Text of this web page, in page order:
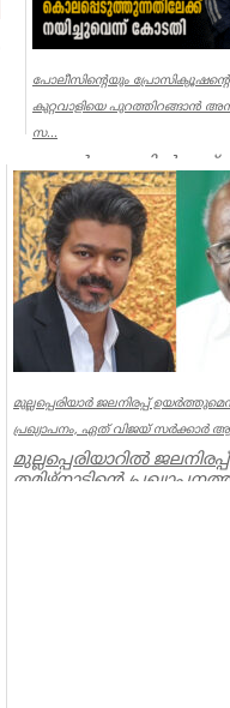
പോലീസിന്റെയും
കുറ്റവാളിയെ പുറത്തിറങ്ങാൻ
സ...
ലണ്ടൻ: ലണ്ടനിൽ രണ്ട്
കൊലപ്പെടുത്തിയ
പോലീസിനും
വീഴ്ച്ച സംഭ...
UK NEWS
മുല്ലപ്പെരിയാർ ജലനിരപ്പ്
പ്രഖ്യാപനം, ഏത് വിജയ് സർക്കാർ
മുല്ലപ്പെരിയാറിൽ
തമിഴ്നാടിന്റെ